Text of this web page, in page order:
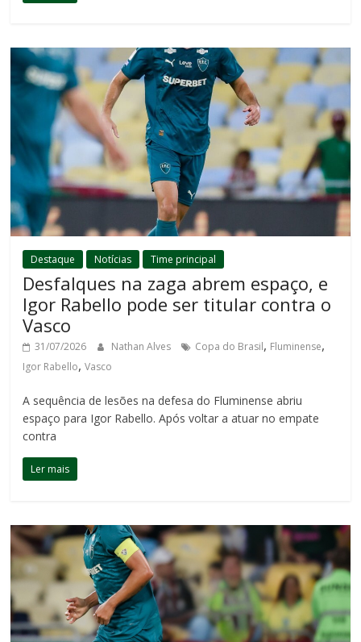
Destaque Notícias Time principal
Desfalques na zaga abrem espaço, e
Igor Rabello pode ser titular contra o
Vasco
31/07/2026 Nathan Alves Copa do Brasil, Fluminense,
Igor Rabello,Vasco
A sequência de lesões na defesa do Fluminense abriu
espaço para Igor Rabello. Após voltar a atuar no empate
contra
Ler mais